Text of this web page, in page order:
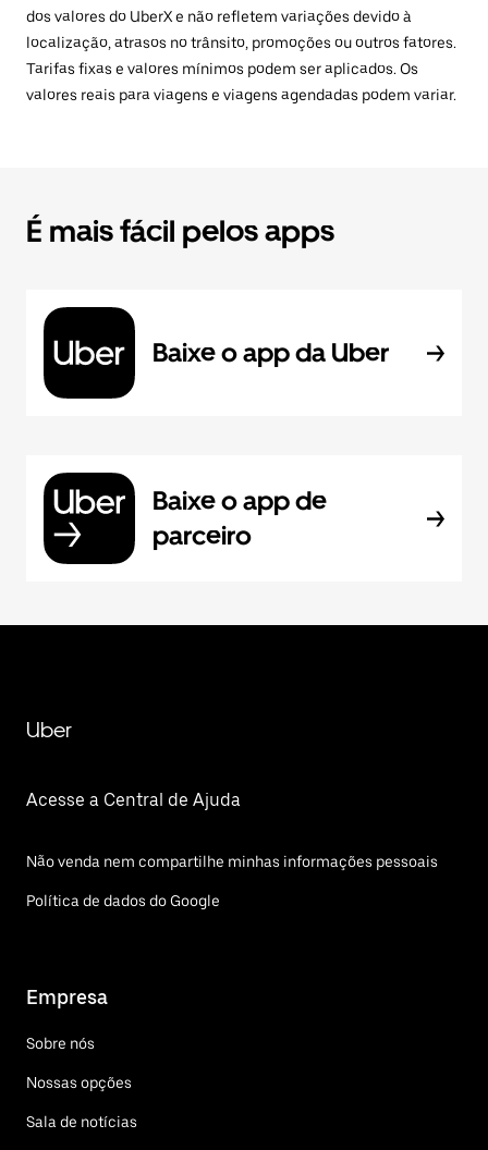
dos valores do UberX e não refletem variações devido à
localização, atrasos no trânsito, promoções ou outros fatores.
Tarifas fixas e valores mínimos podem ser aplicados. Os
valores reais para viagens e viagens agendadas podem variar.
É mais fácil pelos apps
Baixe o app da Uber
Baixe o app de
parceiro
Uber
Acesse a Central de Ajuda
Não venda nem compartilhe minhas informações pessoais
Política de dados do Google
Empresa
Sobre nós
Nossas opções
Sala de notícias